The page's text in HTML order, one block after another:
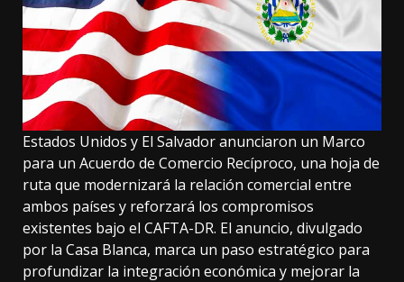
Estados Unidos y El Salvador anunciaron un Marco
para un Acuerdo de Comercio Recíproco, una hoja de
ruta que modernizará la relación comercial entre
ambos países y reforzará los compromisos
existentes bajo el CAFTA-DR. El anuncio, divulgado
por la Casa Blanca, marca un paso estratégico para
profundizar la integración económica y mejorar la